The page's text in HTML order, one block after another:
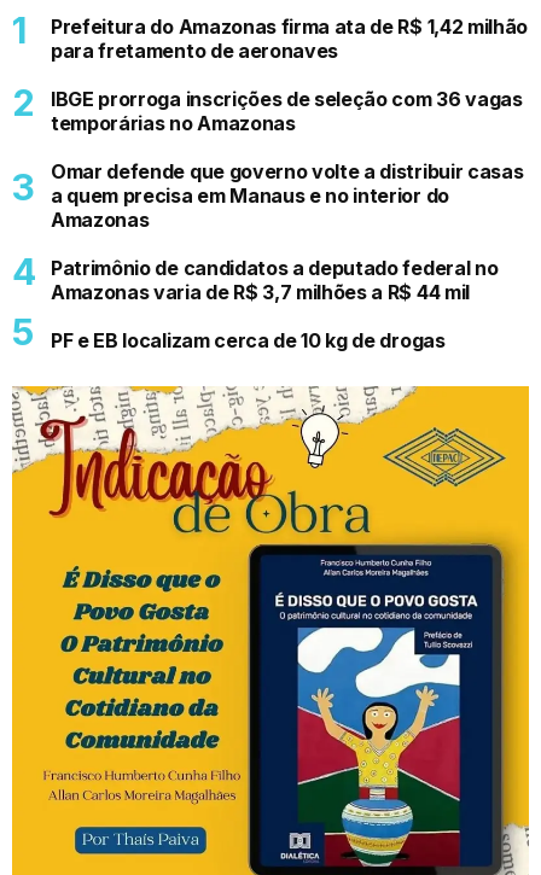
Prefeitura do Amazonas firma ata de R$ 1,42 milhão
para fretamento de aeronaves
IBGE prorroga inscrições de seleção com 36 vagas
temporárias no Amazonas
Omar defende que governo volte a distribuir casas
a quem precisa em Manaus e no interior do
Amazonas
Patrimônio de candidatos a deputado federal no
Amazonas varia de R$ 3,7 milhões a R$ 44 mil
PF e EB localizam cerca de 10 kg de drogas